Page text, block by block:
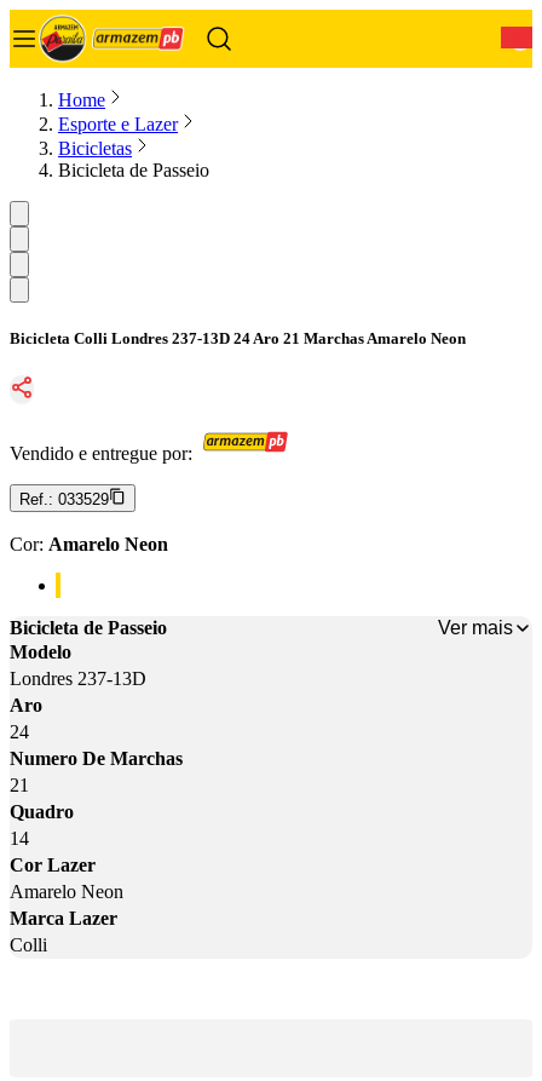
Home
Esporte e Lazer
Bicicletas
Bicicleta de Passeio
Bicicleta Colli Londres 237-13D 24 Aro 21 Marchas Amarelo Neon
Vendido e entregue por:
Ref.: 033529
Cor: Amarelo Neon
Bicicleta de Passeio
Ver mais
Modelo
Londres 237-13D
Aro
24
Numero De Marchas
21
Quadro
14
Cor Lazer
Amarelo Neon
Marca Lazer
Colli